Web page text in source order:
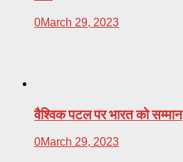
0March 29, 2023
वैश्विक पटल पर भारत को सम्मान
0March 29, 2023